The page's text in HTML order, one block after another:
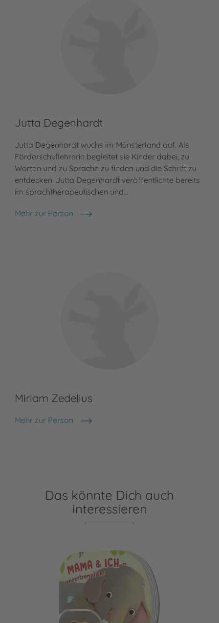
Jutta Degenhardt
Jutta Degenhardt wuchs im Münsterland auf. Als
Förderschullehrerin begleitet sie Kinder dabei, zu
Worten und zu Sprache zu finden und die Schrift zu
entdecken. Jutta Degenhardt veröffentlichte bereits
im sprachtherapeutischen und…
Mehr zur Person
Jutta Degenhardt
Miriam Zedelius
Mehr zur Person
Miriam Zedelius
Das könnte Dich auch
interessieren
Mama und ich - unzertrennlich!